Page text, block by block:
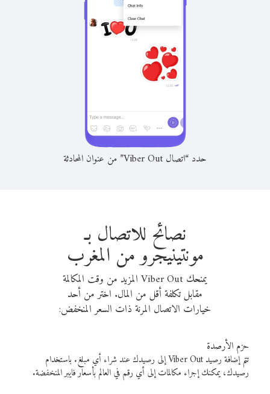
حدد “اتصال Viber Out” من عنوان المحادثة
نصائح للاتصال بـ
مونتينيجرو من المغرب
يمنحك Viber Out المزيد من وقت المكالمة
مقابل تكلفة أقل من المال. اختر من أحد
خيارات الاتصال المرنة ذات السعر المنخفض:
حزم الأرصدة
تتم إضافة رصيد Viber Out إلى رصيدك عند شراء أي مبلغ. باستخدام
رصيدك، يمكنك إجراء مكالمات إلى أي رقم في العالم بأسعار فايبر المنخفضة.